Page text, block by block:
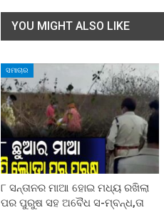
YOU MIGHT ALSO LIKE
ସମାଚାର
୮ ସନ୍ତାନର ମାଆ ହୋଇ ମଧ୍ୟ ରଖିଲା
ପର ପୁରୁଷ ସହ ଅବୈଧ ସ-ମ୍ବନ୍ଧ,ତା